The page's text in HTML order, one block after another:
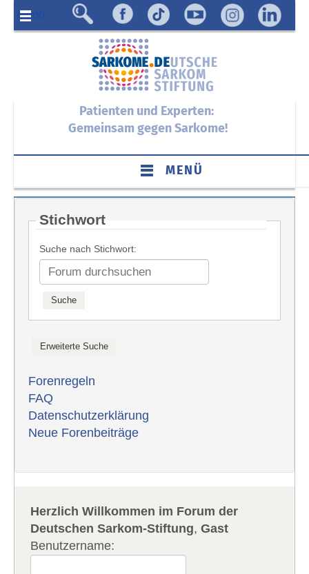
Menü
Patienten und Experten:
Gemeinsam gegen Sarkome!
MENÜ
Stichwort
Suche nach Stichwort:
Forenregeln
FAQ
Datenschutzerklärung
Neue Forenbeiträge
Herzlich Willkommen im Forum der
Deutschen Sarkom-Stiftung,Gast
Benutzername: